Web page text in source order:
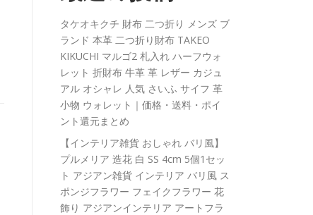
タケオキクチ 財布 二つ折り メンズ ブ
ランド 本革 二つ折り財布 TAKEO
KIKUCHI マルゴ2 札入れ ハーフウォ
レット 折財布 牛革 革 レザー カジュ
アル オシャレ 人気 さいふ サイフ 革
小物 ウォレット｜価格・送料・ポイ
ント還元まとめ
【インテリア雑貨 おしゃれ バリ風】
プルメリア 造花 白 SS 4cm 5個1セッ
ト アジアン雑貨 インテリア バリ風 ス
ポンジフラワー フェイクフラワー 花
飾り アジアンインテリア アートフラ